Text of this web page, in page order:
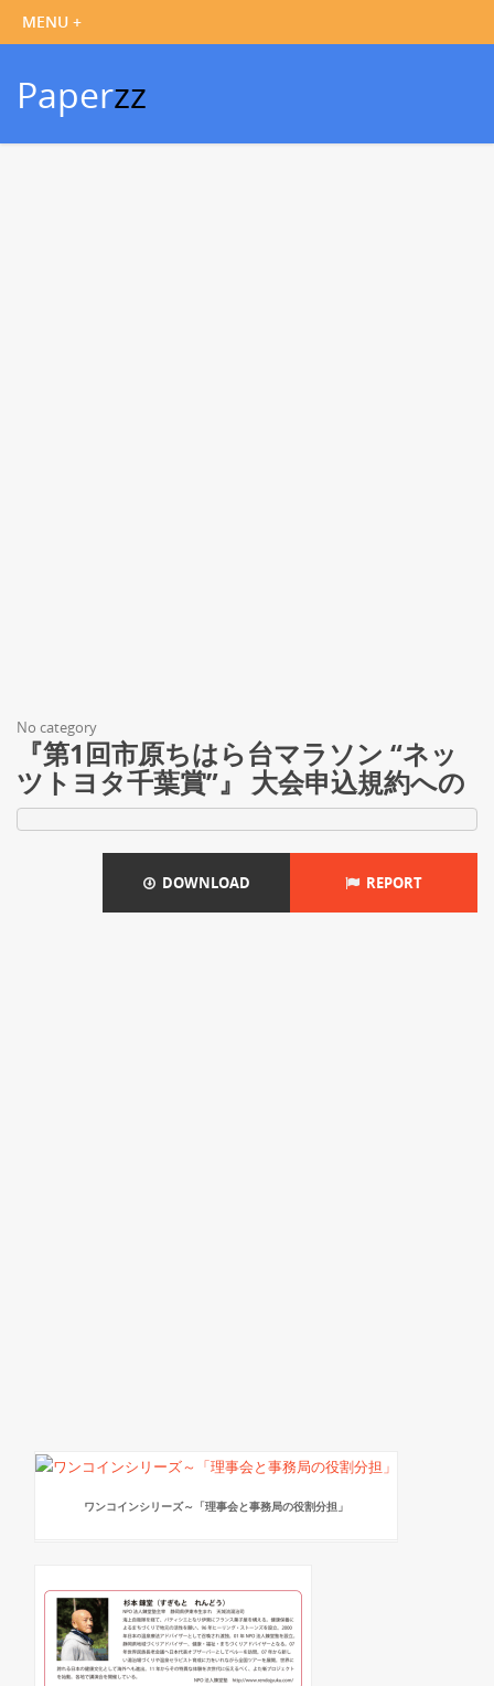
Paperzz
No category
『第1回市原ちはら台マラソン “ネッ
ツトヨタ千葉賞”』 大会申込規約への
DOWNLOAD REPORT
ワンコインシリーズ～「理事会と事務局の役割分担」